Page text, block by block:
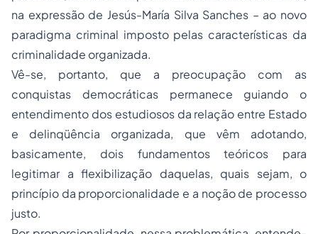
na expressão de Jesús-María Silva Sanches – ao novo
paradigma criminal imposto pelas características da
criminalidade organizada.
Vê-se, portanto, que a preocupação com as
conquistas democráticas permanece guiando o
entendimento dos estudiosos da relação entre Estado
e delinqüência organizada, que vêm adotando,
basicamente, dois fundamentos teóricos para
legitimar a flexibilização daquelas, quais sejam, o
princípio da proporcionalidade e a noção de processo
justo.